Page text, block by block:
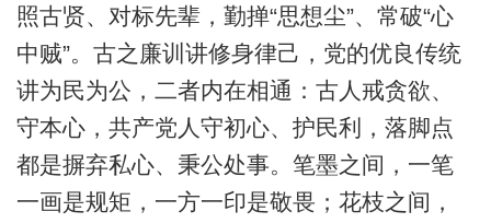
照古贤、对标先辈，勤掸“思想尘”、常破“心
中贼”。古之廉训讲修身律己，党的优良传统
讲为民为公，二者内在相通：古人戒贪欲、
守本心，共产党人守初心、护民利，落脚点
都是摒弃私心、秉公处事。笔墨之间，一笔
一画是规矩，一方一印是敬畏；花枝之间，